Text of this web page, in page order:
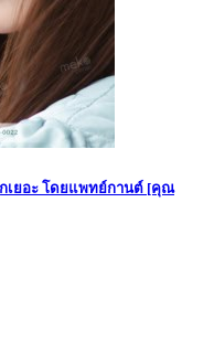
เยอะ โดยแพทย์กานต์ [คุณ